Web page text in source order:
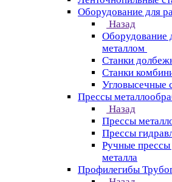
Оборудование для
Назад
Оборудование
металлом
Станки
Станки
Угловысечные
Прессы
Назад
Прессы
Прессы
Ручные прессы
металла
Профилегибы